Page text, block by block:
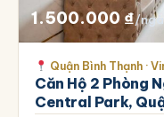
1.500.000 ₫/
Quận Bình Thạnh ·
Căn Hộ 2 Phòng
Central Park,